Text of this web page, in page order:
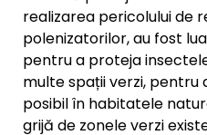
realizarea pericolului de
polenizatorilor, au fost
pentru a proteja
multe spații verzi,
posibil în habitatele
grijă de zonele verzi